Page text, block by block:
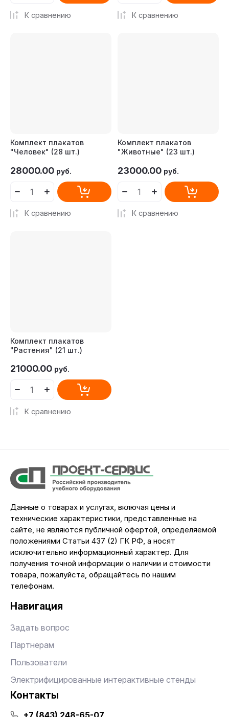
К сравнению К сравнению
Комплект плакатов
"Человек" (28 шт.)
28000.00 руб.
К сравнению
Комплект плакатов
"Животные" (23 шт.)
23000.00 руб.
К сравнению
Комплект плакатов
"Растения" (21 шт.)
21000.00 руб.
К сравнению
Данные о товарах и услугах, включая цены и
технические характеристики, представленные на
сайте, не являются публичной офертой, определяемой
положениями Статьи 437 (2) ГК РФ, а носят
исключительно информационный характер. Для
получения точной информации о наличии и стоимости
товара, пожалуйста, обращайтесь по нашим
телефонам.
Навигация
Задать вопрос
Партнерам
Пользователи
Электрифицированные интерактивные стенды
Контакты